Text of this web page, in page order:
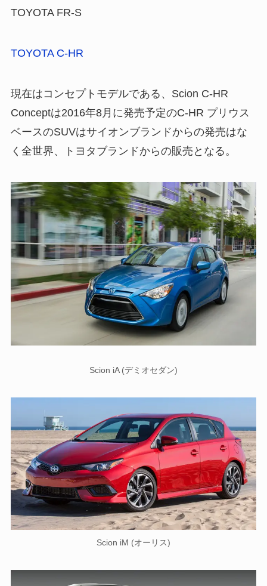
TOYOTA FR-S
TOYOTA C-HR
現在はコンセプトモデルである、Scion C-HR
Conceptは2016年8月に発売予定のC-HR プリウス
ベースのSUVはサイオンブランドからの発売はな
く全世界、トヨタブランドからの販売となる。
Scion iA (デミオセダン)
Scion iM (オーリス)